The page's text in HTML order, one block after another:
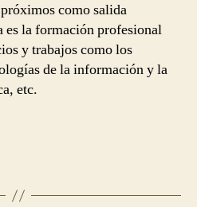
como salida
es la formación profesional
y trabajos como los
de la información y la
etc.